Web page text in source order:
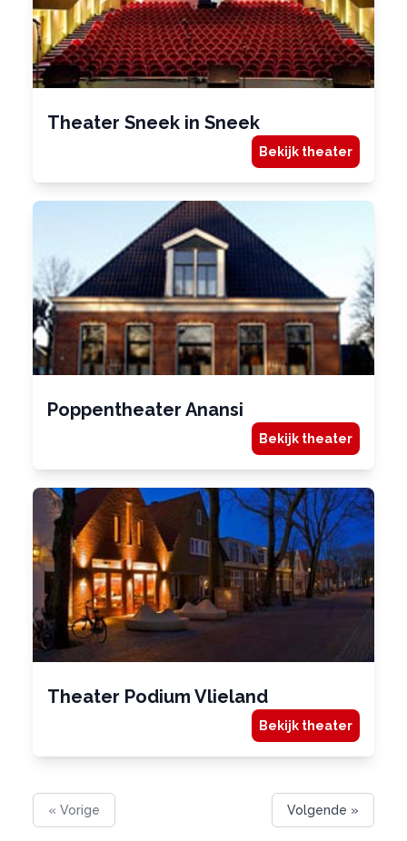
Theater Sneek in Sneek
Bekijk theater
Poppentheater Anansi
Bekijk theater
Theater Podium Vlieland
Bekijk theater
« Vorige Volgende »